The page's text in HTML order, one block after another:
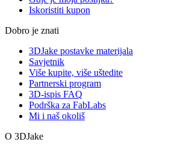
Iskoristiti kupon
Dobro je znati
3DJake postavke materijala
Savjetnik
Više kupite, više uštedite
Partnerski program
3D-ispis FAQ
Podrška za FabLabs
Mi i naš okoliš
O 3DJake